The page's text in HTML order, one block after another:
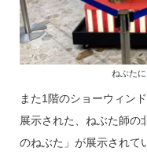
ねぶた
また1階のショーウィン
展示された、ねぶた師の
のねぶた」が展示されて